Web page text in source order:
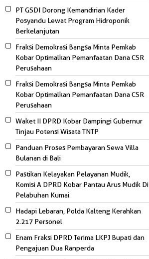
PT GSDI Dorong Kemandirian Kader
Posyandu Lewat Program Hidroponik
Berkelanjutan
Fraksi Demokrasi Bangsa Minta Pemkab
Kobar Optimalkan Pemanfaatan Dana CSR
Perusahaan
Fraksi Demokrasi Bangsa Minta Pemkab
Kobar Optimalkan Pemanfaatan Dana CSR
Perusahaan
Waket II DPRD Kobar Dampingi Gubernur
Tinjau Potensi Wisata TNTP
Panduan Proses Pembayaran Sewa Villa
Bulanan di Bali
Pastikan Kelayakan Pelayanan Mudik,
Komisi A DPRD Kobar Pantau Arus Mudik Di
Pelabuhan Kumai
Hadapi Lebaran, Polda Kalteng Kerahkan
2.217 Personel
Enam Fraksi DPRD Terima LKPJ Bupati dan
Pengajuan Dua Ranperda